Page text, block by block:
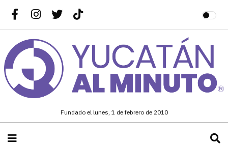
Fundado el lunes, 1 de febrero de 2010